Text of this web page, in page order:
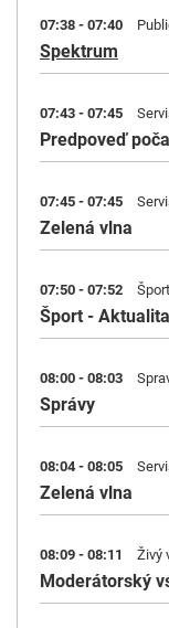
07:38 - 07:40
Spektrum
07:43 - 07:45
Predpoveď
07:45 - 07:45
Zelená vlna
07:50 - 07:52 Šport
Šport - Aktualita
08:00 - 08:03
Správy
08:04 - 08:05
Zelená vlna
08:09 - 08:11 Živý
Moderátorský